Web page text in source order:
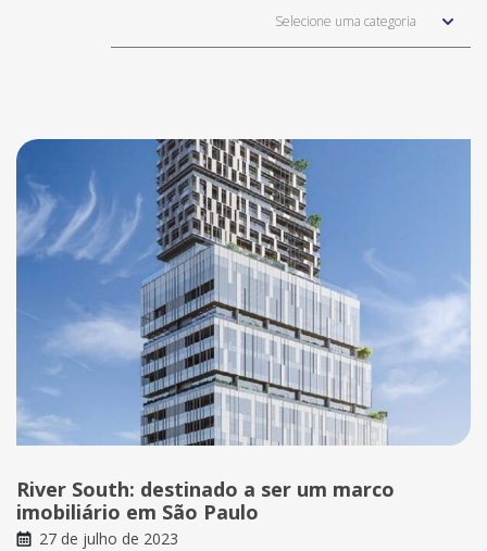
Selecione uma categoria
River South: destinado a ser um marco
imobiliário em São Paulo
27 de julho de 2023